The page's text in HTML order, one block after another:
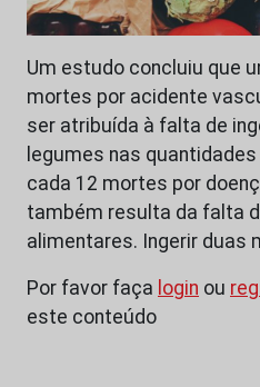
Um estudo concluiu que
mortes por acidente
ser atribuída à falta de
legumes nas
cada 12 mortes por
também resulta da falta
alimentares. Ingerir duas
Por favor faça login ou
este conteúdo